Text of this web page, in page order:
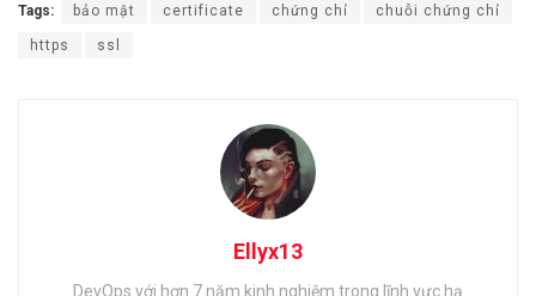
Tags: bảo mật certificate chứng chỉ chuỗi chứng chỉ
https ssl
Ellyx13
DevOps với hơn 7 năm kinh nghiệm trong lĩnh vực hạ